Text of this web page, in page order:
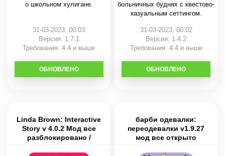
о школьном хулигане.
31-03-2023, 00:03
Версия: 1.7.1
Требования: 4.4 и выше
СКАЧАТЬ
ОБНОВЛЕНО
больничных буднях с квестово-
казуальным сеттингом.
31-03-2023, 00:02
Версия: 1.4.2
Требования: 4.4 и выше
СКАЧАТЬ
ОБНОВЛЕНО
Linda Brown: Interactive
Story v 4.0.2 Мод все
разблокировано /
барби одевалки:
переодевалки v1.9.27
мод все открыто